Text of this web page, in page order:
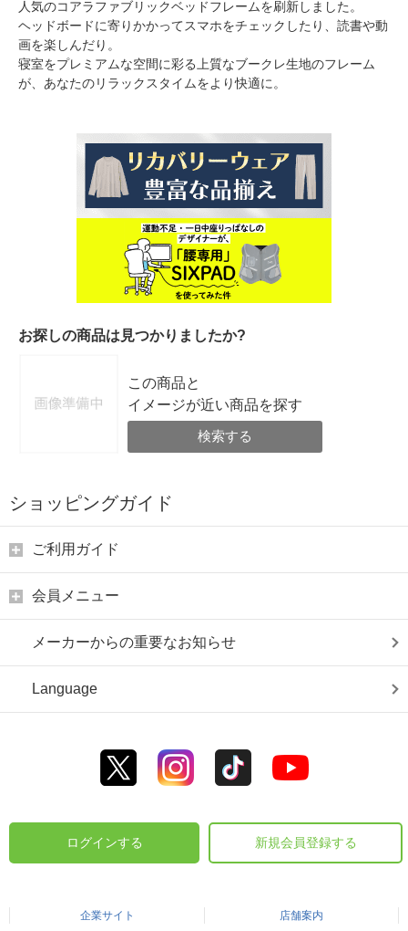
人気のコアラファブリックベッドフレームを刷新しました。
ヘッドボードに寄りかかってスマホをチェックしたり、読書や動
画を楽しんだり。
寝室をプレミアムな空間に彩る上質なブークレ生地のフレーム
が、あなたのリラックスタイムをより快適に。
お探しの商品は見つかりましたか?
この商品と
イメージが近い商品を探す
検索する
ショッピングガイド
ご利用ガイド
会員メニュー
メーカーからの重要なお知らせ
Language
ログインする 新規会員登録する
企業サイト 店舗案内